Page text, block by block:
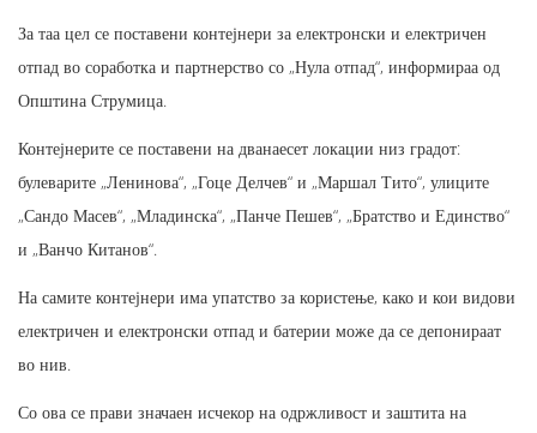
За таа цел се поставени контејнери за електронски и електричен
отпад во соработка и партнерство со „Нула отпад“, информираа од
Општина Струмица.
Контејнерите се поставени на дванаесет локации низ градот:
булеварите „Ленинова“, „Гоце Делчев“ и „Маршал Тито“, улиците
„Сандо Масев“, „Младинска“, „Панче Пешев“, „Братство и Единство“
и „Ванчо Китанов“.
На самите контејнери има упатство за користење, како и кои видови
електричен и електронски отпад и батерии може да се депонираат
во нив.
Со ова се прави значаен исчекор на одржливост и заштита на